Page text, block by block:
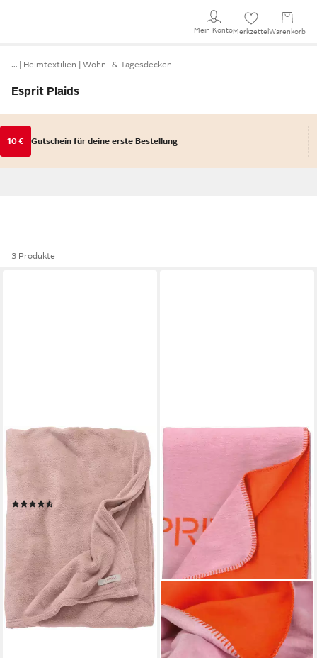
Mein KontoMerkzettel Warenkorb
… Heimtextilien Wohn- & Tagesdecken
Esprit Plaids
10 € Gutschein für deine erste Bestellung
3 Produkte
Plaid Mellow, besonders
kuschelig und weich,
Kuscheldecke
(93)
ab 37,89 €
lieferbar - in 2-3 Werktagen bei dir
+2